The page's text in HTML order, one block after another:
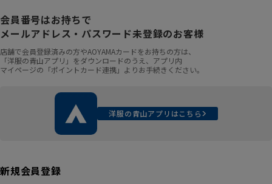
会員番号はお持ちで
メールアドレス・パスワード未登録のお客様
店舗で会員登録済みの方やAOYAMAカードをお持ちの方は、
「洋服の青山アプリ」をダウンロードのうえ、アプリ内
マイページの「ポイントカード連携」よりお手続きください。
洋服の青山アプリはこちら
新規会員登録